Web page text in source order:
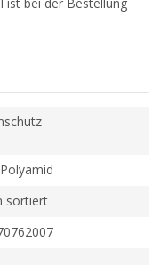
ist bei der Bestellung
sortiert